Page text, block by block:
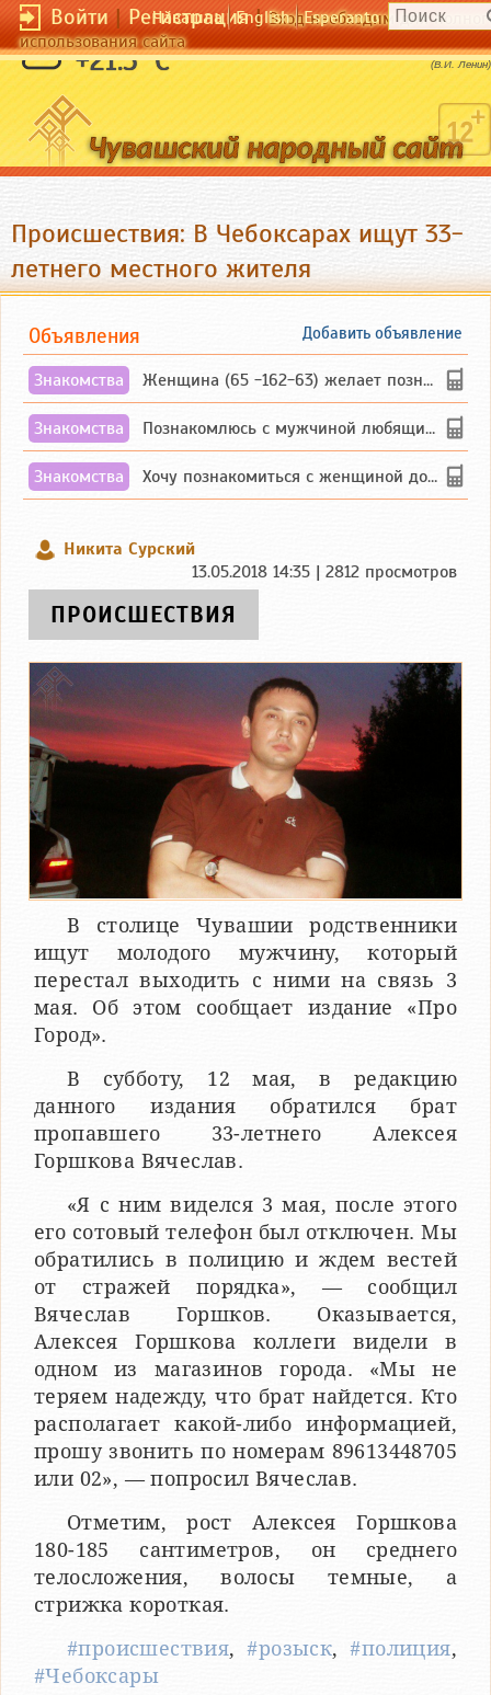
Войти|Регистрация|Вход необходим для
использования сайта
Чӑвашла English Esperanto
+21.5 °C Без книг тяжко.
(В.И. Ленин)
Происшествия: В Чебоксарах ищут 33-
летнего местного жителя
Добавить объявление
Объявления
Знакомства Женщина (65 -162-63) желает познакомиться с одиноким, добродушным, без вредных ...
Знакомства Познакомлюсь с мужчиной любящим танцевать и петь на родном чувашском языке
Знакомства Хочу познакомиться с женщиной до 55 лет чувашской или русской национальности дл...
Никита Сурский
13.05.2018 14:35 | 2812 просмотров
ПРОИСШЕСТВИЯ
В столице Чувашии родственники
ищут молодого мужчину, который
перестал выходить с ними на связь 3
мая. Об этом сообщает издание «Про
Город».
В субботу, 12 мая, в редакцию
данного издания обратился брат
пропавшего 33-летнего Алексея
Горшкова Вячеслав.
«Я с ним виделся 3 мая, после этого
его сотовый телефон был отключен. Мы
обратились в полицию и ждем вестей
от стражей порядка», — сообщил
Вячеслав Горшков. Оказывается,
Алексея Горшкова коллеги видели в
одном из магазинов города. «Мы не
теряем надежду, что брат найдется. Кто
располагает какой-либо информацией,
прошу звонить по номерам 89613448705
или 02», — попросил Вячеслав.
Отметим, рост Алексея Горшкова
180-185 сантиметров, он среднего
телосложения, волосы темные, а
стрижка короткая.
#происшествия,#розыск,#полиция,
#Чебоксары